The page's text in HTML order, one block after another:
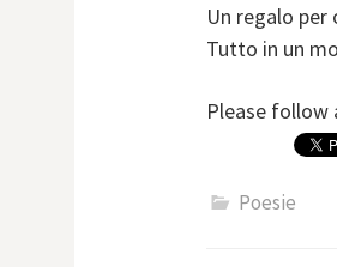
Un regalo
Tutto in un
Please follow
Poesie